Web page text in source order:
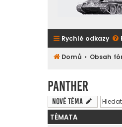
Rychlé odkazy
Domů Obsah
Panther
Nové téma
TÉMATA